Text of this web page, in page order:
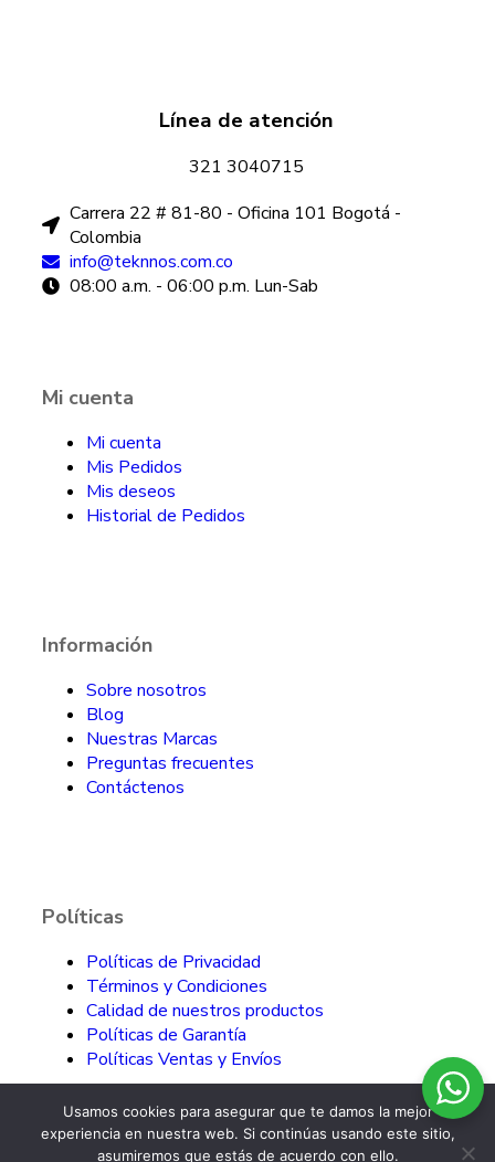
Línea de atención
321 3040715
Carrera 22 # 81-80 - Oficina 101 Bogotá -
Colombia
info@teknnos.com.co
08:00 a.m. - 06:00 p.m. Lun-Sab
Mi cuenta
Mi cuenta
Mis Pedidos
Mis deseos
Historial de Pedidos
Información
Sobre nosotros
Blog
Nuestras Marcas
Preguntas frecuentes
Contáctenos
Políticas
Políticas de Privacidad
Términos y Condiciones
Calidad de nuestros productos
Políticas de Garantía
Políticas Ventas y Envíos
Usamos cookies para asegurar que te damos la mejor
experiencia en nuestra web. Si continúas usando este sitio,
asumiremos que estás de acuerdo con ello.